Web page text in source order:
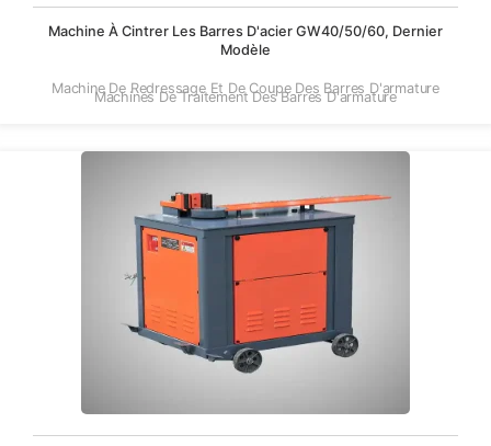
Machine À Cintrer Les Barres D'acier GW40/50/60, Dernier
Modèle
Machine De Redressage Et De Coupe Des Barres D'armature
Machines De Traitement Des Barres D'armature